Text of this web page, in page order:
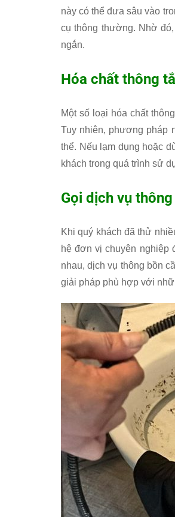
này có thể đưa sâu vào
cụ thông thường. Nhờ
ngắn.
Hóa chất thông
Một số loại hóa chất
Tuy nhiên, phương pháp
thể. Nếu lạm dụng hoặc
khách trong quá trình sử
Gọi dịch vụ
Khi quý khách đã thử
hệ đơn vị chuyên nghiệp
nhau, dịch vụ thông bồn
giải pháp phù hợp với